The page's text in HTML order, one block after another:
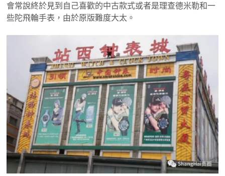
會常說終於見到自己喜歡的中古款式或者是理查德米勒和一
些陀飛輪手表，由於原版難度大太。